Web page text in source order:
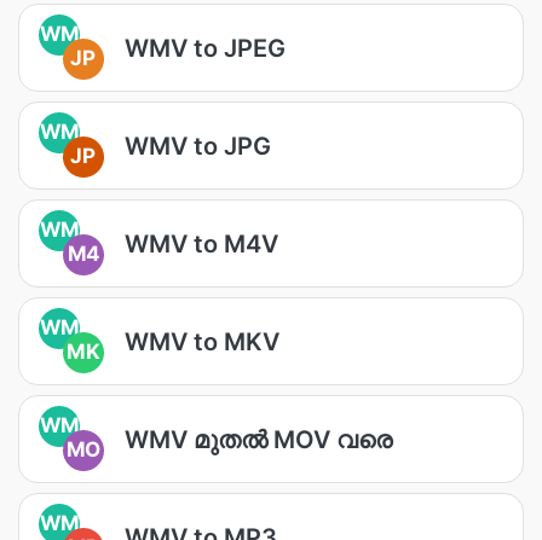
WM
JP
WMV to JPEG
WM
JP
WMV to JPG
WM
M4
WMV to M4V
WM
MK
WMV to MKV
WM
MO
WMV മുതൽ MOV വരെ
WM